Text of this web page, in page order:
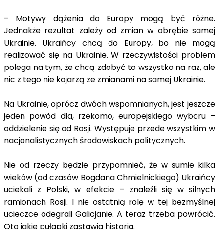
– Motywy dążenia do Europy mogą być różne.
Jednakże rezultat zależy od zmian w obrębie samej
Ukrainie. Ukraińcy chcą do Europy, bo nie mogą
realizować się na Ukrainie. W rzeczywistości problem
polega na tym, że chcą zdobyć to wszystko na raz, ale
nic z tego nie kojarzą ze zmianami na samej Ukrainie.
Na Ukrainie, oprócz dwóch wspomnianych, jest jeszcze
jeden powód dla, rzekomo, europejskiego wyboru –
oddzielenie się od Rosji. Występuje przede wszystkim w
nacjonalistycznych środowiskach politycznych.
Nie od rzeczy będzie przypomnieć, że w sumie kilka
wieków (od czasów Bogdana Chmielnickiego) Ukraińcy
uciekali z Polski, w efekcie – znaleźli się w silnych
ramionach Rosji. I nie ostatnią rolę w tej bezmyślnej
ucieczce odegrali Galicjanie. A teraz trzeba powrócić.
Oto jakie pułapki zastawia historia.